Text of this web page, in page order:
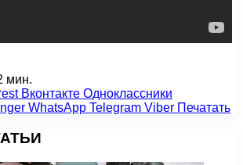
мин.
Вконтакте Одноклассники
WhatsApp Telegram Viber Печатать